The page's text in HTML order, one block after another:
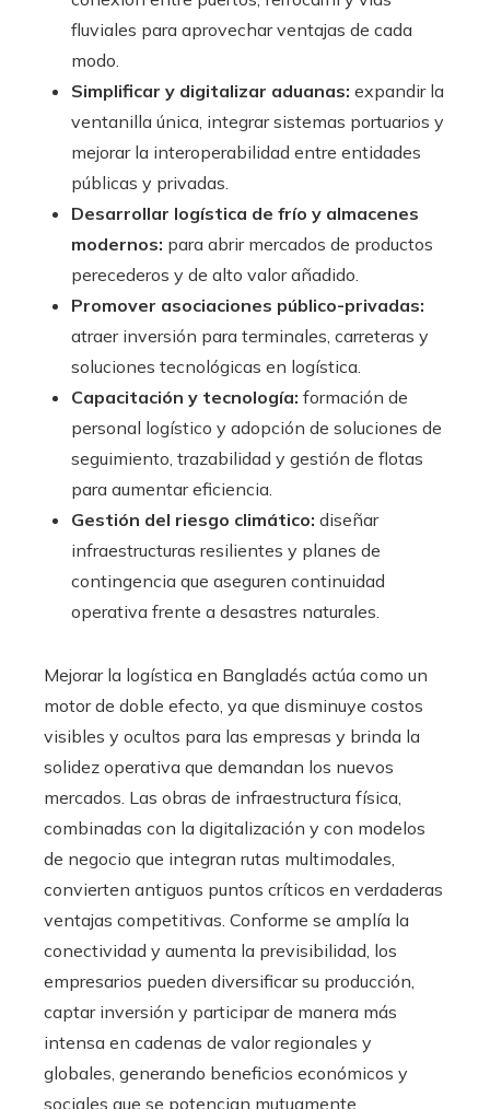
fluviales para aprovechar ventajas de cada
modo.
Simplificar y digitalizar aduanas: expandir la
ventanilla única, integrar sistemas portuarios y
mejorar la interoperabilidad entre entidades
públicas y privadas.
Desarrollar logística de frío y almacenes
modernos: para abrir mercados de productos
perecederos y de alto valor añadido.
Promover asociaciones público-privadas:
atraer inversión para terminales, carreteras y
soluciones tecnológicas en logística.
Capacitación y tecnología: formación de
personal logístico y adopción de soluciones de
seguimiento, trazabilidad y gestión de flotas
para aumentar eficiencia.
Gestión del riesgo climático: diseñar
infraestructuras resilientes y planes de
contingencia que aseguren continuidad
operativa frente a desastres naturales.
Mejorar la logística en Bangladés actúa como un
motor de doble efecto, ya que disminuye costos
visibles y ocultos para las empresas y brinda la
solidez operativa que demandan los nuevos
mercados. Las obras de infraestructura física,
combinadas con la digitalización y con modelos
de negocio que integran rutas multimodales,
convierten antiguos puntos críticos en verdaderas
ventajas competitivas. Conforme se amplía la
conectividad y aumenta la previsibilidad, los
empresarios pueden diversificar su producción,
captar inversión y participar de manera más
intensa en cadenas de valor regionales y
globales, generando beneficios económicos y
sociales que se potencian mutuamente.